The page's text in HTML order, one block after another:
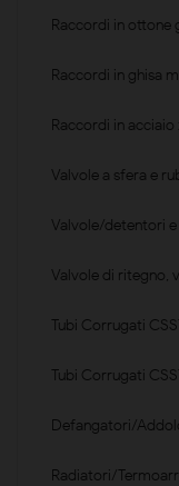
Raccordi in ottone
Raccordi in ghisa
Raccordi in acciaio
Valvole a sfera e
Valvole/detentori
Valvole di ritegno,
Tubi Corrugati
Tubi Corrugati
Defangatori/
Radiatori/